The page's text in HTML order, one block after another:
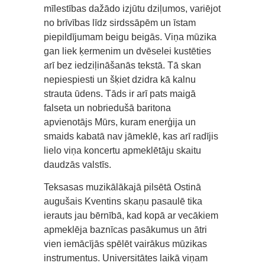
mīlestības dažādo izjūtu dziļumos, variējot
no brīvības līdz sirdssāpēm un īstam
piepildījumam beigu beigās. Viņa mūzika
gan liek ķermenim un dvēselei kustēties
arī bez iedziļināšanās tekstā. Tā skan
nepiespiesti un šķiet dzidra kā kalnu
strauta ūdens. Tāds ir arī pats maigā
falseta un nobriedušā baritona
apvienotājs Mūrs, kuram enerģija un
smaids kabatā nav jāmeklē, kas arī radījis
lielo viņa koncertu apmeklētāju skaitu
daudzās valstīs.
Teksasas muzikālākajā pilsētā Ostinā
augušais Kventins skaņu pasaulē tika
ierauts jau bērnībā, kad kopā ar vecākiem
apmeklēja baznīcas pasākumus un ātri
vien iemācījās spēlēt vairākus mūzikas
instrumentus. Universitātes laikā viņam